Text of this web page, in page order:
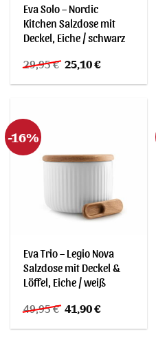
Eva Solo – Nordic
Kitchen Salzdose mit
Deckel, Eiche / schwarz
29,95€ Ursprünglicher
Preis
war:
25,10€Aktueller
ist:
-16%
Eva Trio – Legio Nova
Salzdose mit Deckel &
Löffel, Eiche / weiß
49,95€ Ursprünglicher
Preis
war:
41,90€Aktueller
ist: